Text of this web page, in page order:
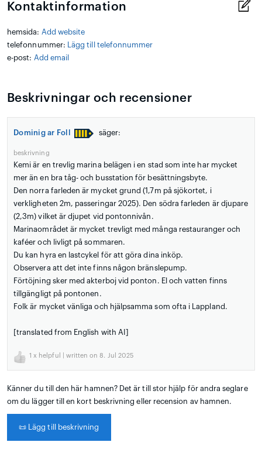
Kontaktinformation
hemsida: Add website
telefonnummer:
Lägg till telefonnummer
e-post: Add email
Beskrivningar och recensioner
Dominig ar Foll säger:
beskrivning
Kemi är en trevlig marina belägen i en stad som inte har mycket
mer än en bra tåg- och busstation för besättningsbyte.
Den norra farleden är mycket grund (1,7m på sjökortet, i
verkligheten 2m, passeringar 2025). Den södra farleden är djupare
(2,3m) vilket är djupet vid pontonnivån.
Marinaområdet är mycket trevligt med många restauranger och
kaféer och livligt på sommaren.
Du kan hyra en lastcykel för att göra dina inköp.
Observera att det inte finns någon bränslepump.
Förtöjning sker med akterboj vid ponton. El och vatten finns
tillgängligt på pontonen.
Folk är mycket vänliga och hjälpsamma som ofta i Lappland.
[translated from English with AI]
1 x helpful | written on 8. Jul 2025
Känner du till den här hamnen? Det är till stor hjälp för andra seglare
om du lägger till en kort beskrivning eller recension av hamnen.
📜 Lägg till beskrivning